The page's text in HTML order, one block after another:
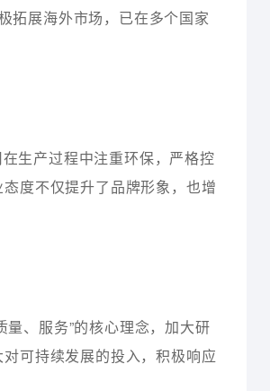
拓展海外市场，已在多个国家
生产过程中注重环保，严格控
度不仅提升了品牌形象，也增
、服务”的核心理念，加大研
可持续发展的投入，积极响应